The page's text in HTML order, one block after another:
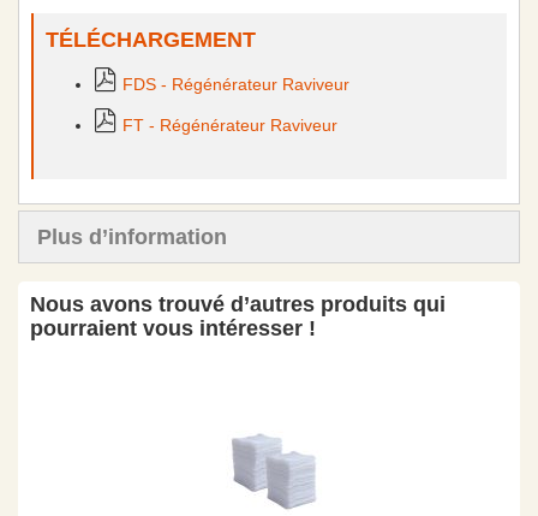
TÉLÉCHARGEMENT
FDS - Régénérateur Raviveur
FT - Régénérateur Raviveur
Plus d’information
Nous avons trouvé d’autres produits qui
pourraient vous intéresser !